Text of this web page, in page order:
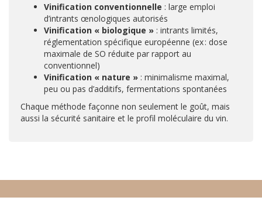
Vinification conventionnelle : large emploi
d’intrants œnologiques autorisés
Vinification « biologique » : intrants limités,
réglementation spécifique européenne (ex : dose
maximale de SO réduite par rapport au
conventionnel)
Vinification « nature » : minimalisme maximal,
peu ou pas d’additifs, fermentations spontanées
Chaque méthode façonne non seulement le goût, mais
aussi la sécurité sanitaire et le profil moléculaire du vin.